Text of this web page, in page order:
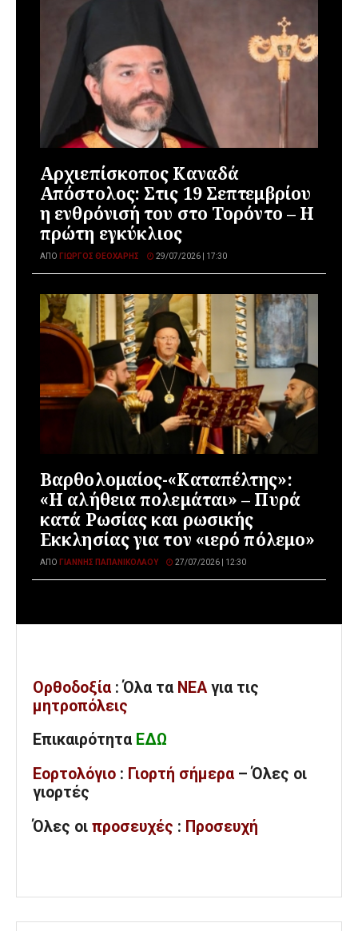
Αρχιεπίσκοπος Καναδά
Απόστολος: Στις 19 Σεπτεμβρίου
η ενθρόνισή του στο Τορόντο – Η
πρώτη εγκύκλιος
ΑΠΌ ΓΙΏΡΓΟΣ ΘΕΟΧΆΡΗΣ 29/07/2026 | 17:30
Βαρθολομαίος-«Καταπέλτης»:
«Η αλήθεια πολεμάται» – Πυρά
κατά Ρωσίας και ρωσικής
Εκκλησίας για τον «ιερό πόλεμο»
ΑΠΌ ΓΙΆΝΝΗΣ ΠΑΠΑΝΙΚΟΛΆΟΥ 27/07/2026 | 12:30
Ορθοδοξία : Όλα τα ΝΕΑ για τις
μητροπόλεις
Επικαιρότητα ΕΔΩ
Εορτολόγιο : Γιορτή σήμερα – Όλες οι
γιορτές
Όλες οι προσευχές : Προσευχή